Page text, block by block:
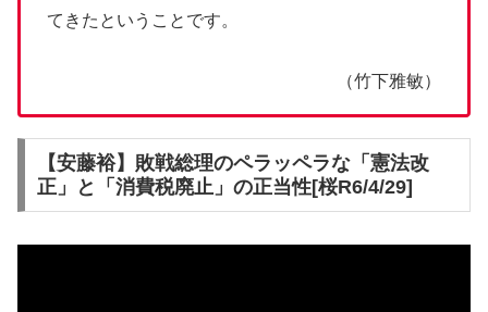
てきたということです。
（竹下雅敏）
【安藤裕】敗戦総理のペラッペラな「憲法改
正」と「消費税廃止」の正当性[桜R6/4/29]